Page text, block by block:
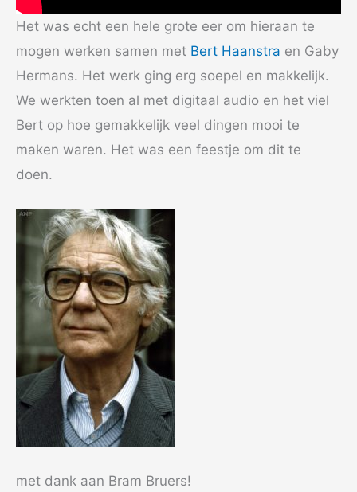
Het was echt een hele grote eer om hieraan te
mogen werken samen met Bert Haanstra en Gaby
Hermans. Het werk ging erg soepel en makkelijk.
We werkten toen al met digitaal audio en het viel
Bert op hoe gemakkelijk veel dingen mooi te
maken waren. Het was een feestje om dit te
doen.
met dank aan Bram Bruers!